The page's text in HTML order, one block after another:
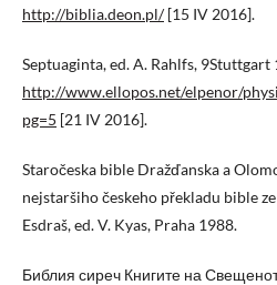
http://biblia.deon.pl/[15 IV 2016].
Septuaginta, ed. A. Rahlfs, 9Stuttgart
http://www.ellopos.net/elpenor/
pg=5 [21 IV 2016].
Staročeska bible Dražďanska a
nejstaršiho českeho překladu bible
Esdraš, ed. V. Kyas, Praha 1988.
Библия сиреч Книгите на